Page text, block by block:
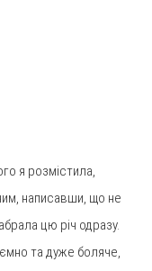
я розмістила,
написавши, що не
цю річ одразу.
та дуже боляче,